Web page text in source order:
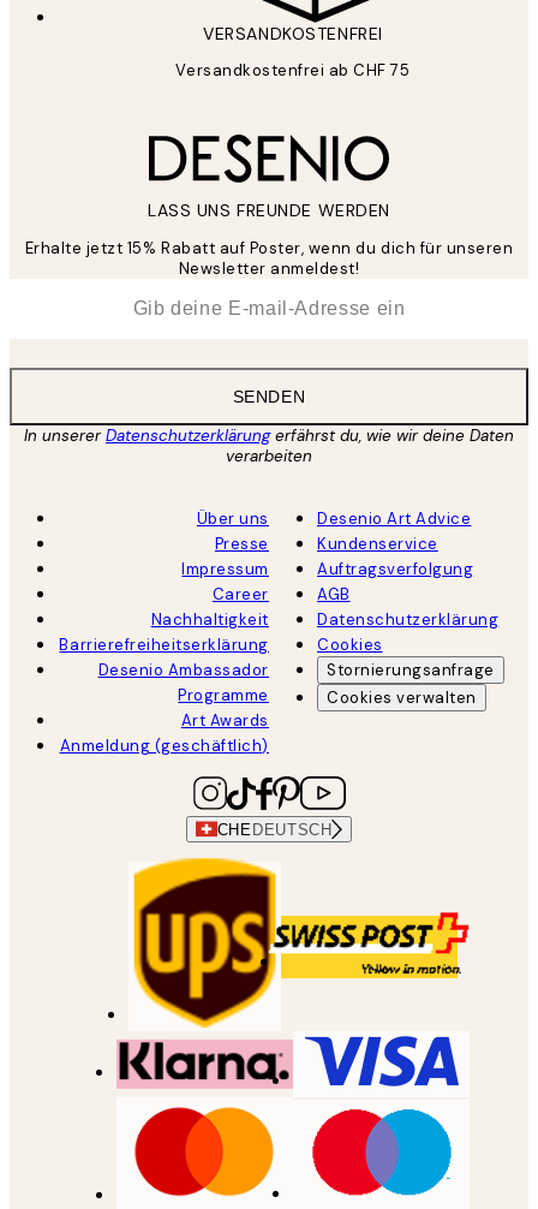
VERSANDKOSTENFREI
Versandkostenfrei ab CHF 75
LASS UNS FREUNDE WERDEN
Erhalte jetzt 15% Rabatt auf Poster, wenn du dich für unseren
Newsletter anmeldest!
SENDEN
In unsererDatenschutzerklärungerfährst du, wie wir deine Daten
verarbeiten
Über uns
Presse
Impressum
Career
Nachhaltigkeit
Barrierefreiheitserklärung
Desenio Ambassador
Programme
Art Awards
Anmeldung (geschäftlich)
Desenio Art Advice
Kundenservice
Auftragsverfolgung
AGB
Datenschutzerklärung
Cookies
Stornierungsanfrage
Cookies verwalten
CHE DEUTSCH